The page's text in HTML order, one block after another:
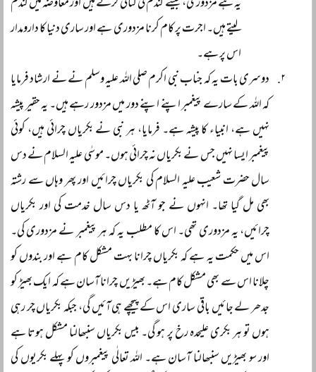
لیتے ہیں۔ اجرت پر کام کرنا مزدوری ہے اور ساری دنیا کا دارومدار
اس پر ہے۔
دوسری بات یہ کہ جناب نبی اکرم صلی اللہ علیہ وسلم نے نے ارشاد فرمایا
کہ اللہ کے سارے پیغمبر اپنے اپنے دور میں مزدور رہے ہیں۔ یہ حقیر پیشہ
نہیں ہے، انبیاء کا پیشہ ہے۔ فرمایا، ہر نبی نے بکریاں چرائی ہیں، کوئی
پیغمبر ایسا نہیں جس نے بکریاں نہ چرائی ہوں۔ موسٰی علیہ السلام نے دس
سال حضرت شعیب علیہ السلام کی بکریاں چرائیں اور پھر وہاں سے رشتہ
بھی مل گیا تھا۔ انہوں نے جو آٹھ یا دس سال خدمت کی اور بکریاں
چرائیں، یہ مزدوری تھی۔ اس کا مطلب یہ کہ ہر پیغمبر نے مزدوری کی۔
اس میں حکمت یہ ہے کہ بکریاں چرانا بہت مشکل کام ہے اور بندوں کو
چلانا اس سے بھی مشکل کام ہے۔ بھیڑیں چرانا آسان ہے کہ ایک بھیڑ کو
جدھر لے جائیں باقی ساری اس کے پیچھے ہی آئیں گی، جبکہ بکریاں چر رہی
ہوں تو ہر بکری علیحدہ رخ پر ہو گی۔ بیس بکریاں سنبھالنا مشکل ہوتا ہے
اور سو بھیڑیں سنبھالنا آسان ہے۔ اللہ تعالٰی پیغمبروں کو پہلے بکریوں کی